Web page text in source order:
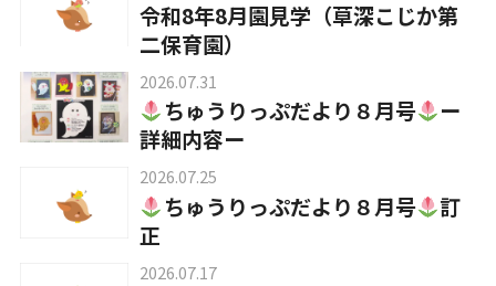
入園について
草深こじか保育園
（幼保連携型認定こども園）
草深こじか第二保育園
こじかKIDSクラブ
令和8年8月園見学（草深こじか第
二保育園）
2026.07.31
ちゅうりっぷだより８月号
ー
詳細内容ー
2026.07.25
ちゅうりっぷだより８月号
訂
正
2026.07.17